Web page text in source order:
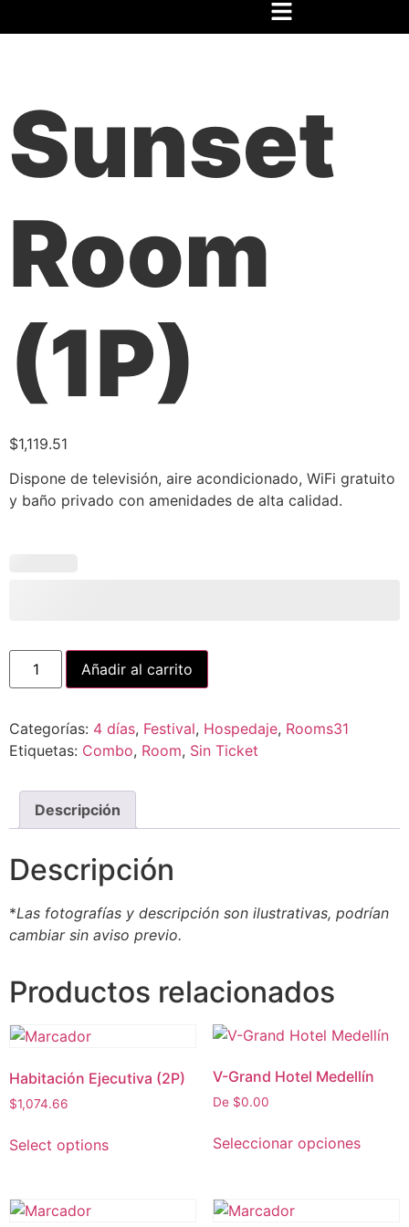
/ Sunset Room (1P)
Sunset
Room
(1P)
$1,119.51
Dispone de televisión, aire acondicionado, WiFi gratuito
y baño privado con amenidades de alta calidad.
Añadir al carrito
Categorías: 4 días, Festival, Hospedaje, Rooms31
Etiquetas: Combo, Room, Sin Ticket
Descripción
Descripción
*Las fotografías y descripción son ilustrativas, podrían
cambiar sin aviso previo.
Productos relacionados
Habitación Ejecutiva (2P)
$1,074.66
Select options
V-Grand Hotel Medellín
De $0.00
Seleccionar opciones